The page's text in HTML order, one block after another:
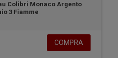
Colibri Monaco Argento
3 Fiamme
COMPRA